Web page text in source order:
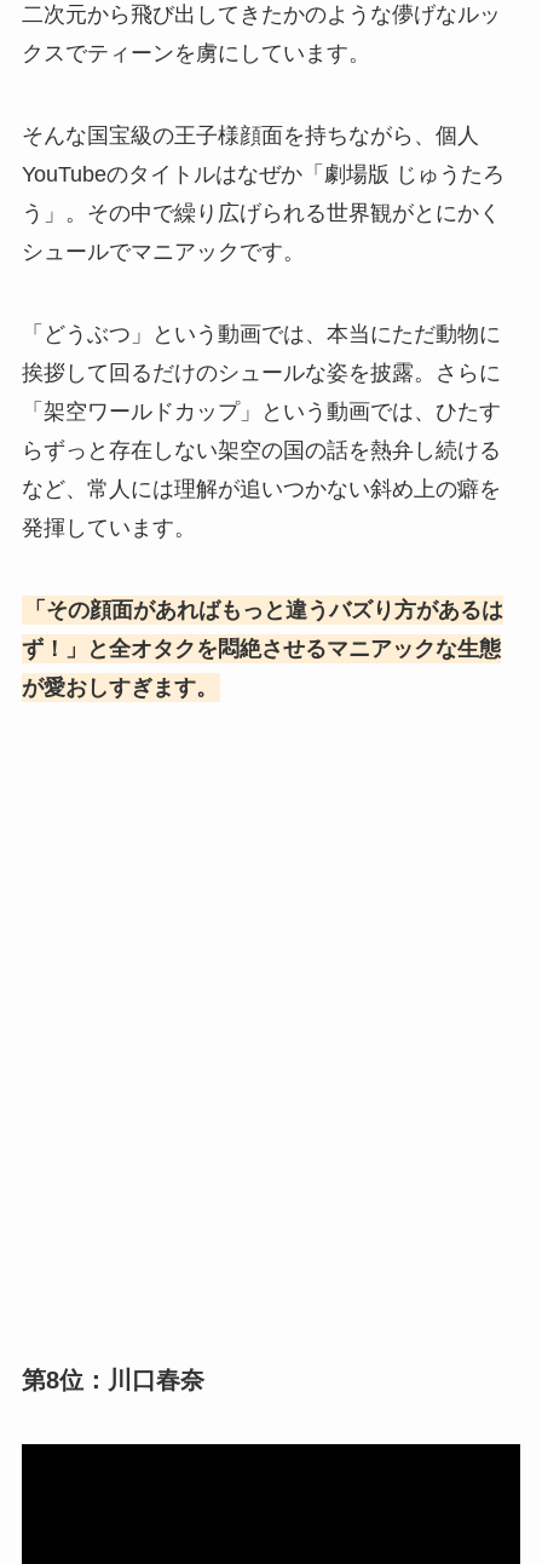
二次元から飛び出してきたかのような儚げなルッ
クスでティーンを虜にしています。
そんな国宝級の王子様顔面を持ちながら、個人
YouTubeのタイトルはなぜか「劇場版 じゅうたろ
う」。その中で繰り広げられる世界観がとにかく
シュールでマニアックです。
「どうぶつ」という動画では、本当にただ動物に
挨拶して回るだけのシュールな姿を披露。さらに
「架空ワールドカップ」という動画では、ひたす
らずっと存在しない架空の国の話を熱弁し続ける
など、常人には理解が追いつかない斜め上の癖を
発揮しています。
「その顔面があればもっと違うバズり方があるは
ず！」と全オタクを悶絶させるマニアックな生態
が愛おしすぎます。
第8位：川口春奈